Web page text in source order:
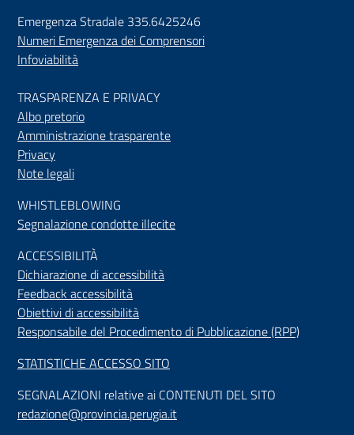
Emergenza Stradale 335.6425246
Numeri Emergenza dei Comprensori
Infoviabilità
TRASPARENZA E PRIVACY
Albo pretorio
Amministrazione trasparente
Privacy
Note legali
WHISTLEBLOWING
Segnalazione condotte illecite
ACCESSIBILITÀ
Dichiarazione di accessibilità
Feedback accessibilità
Obiettivi di accessibilità
Responsabile del Procedimento di Pubblicazione (RPP)
STATISTICHE ACCESSO SITO
SEGNALAZIONI relative ai CONTENUTI DEL SITO
redazione@provincia.perugia.it